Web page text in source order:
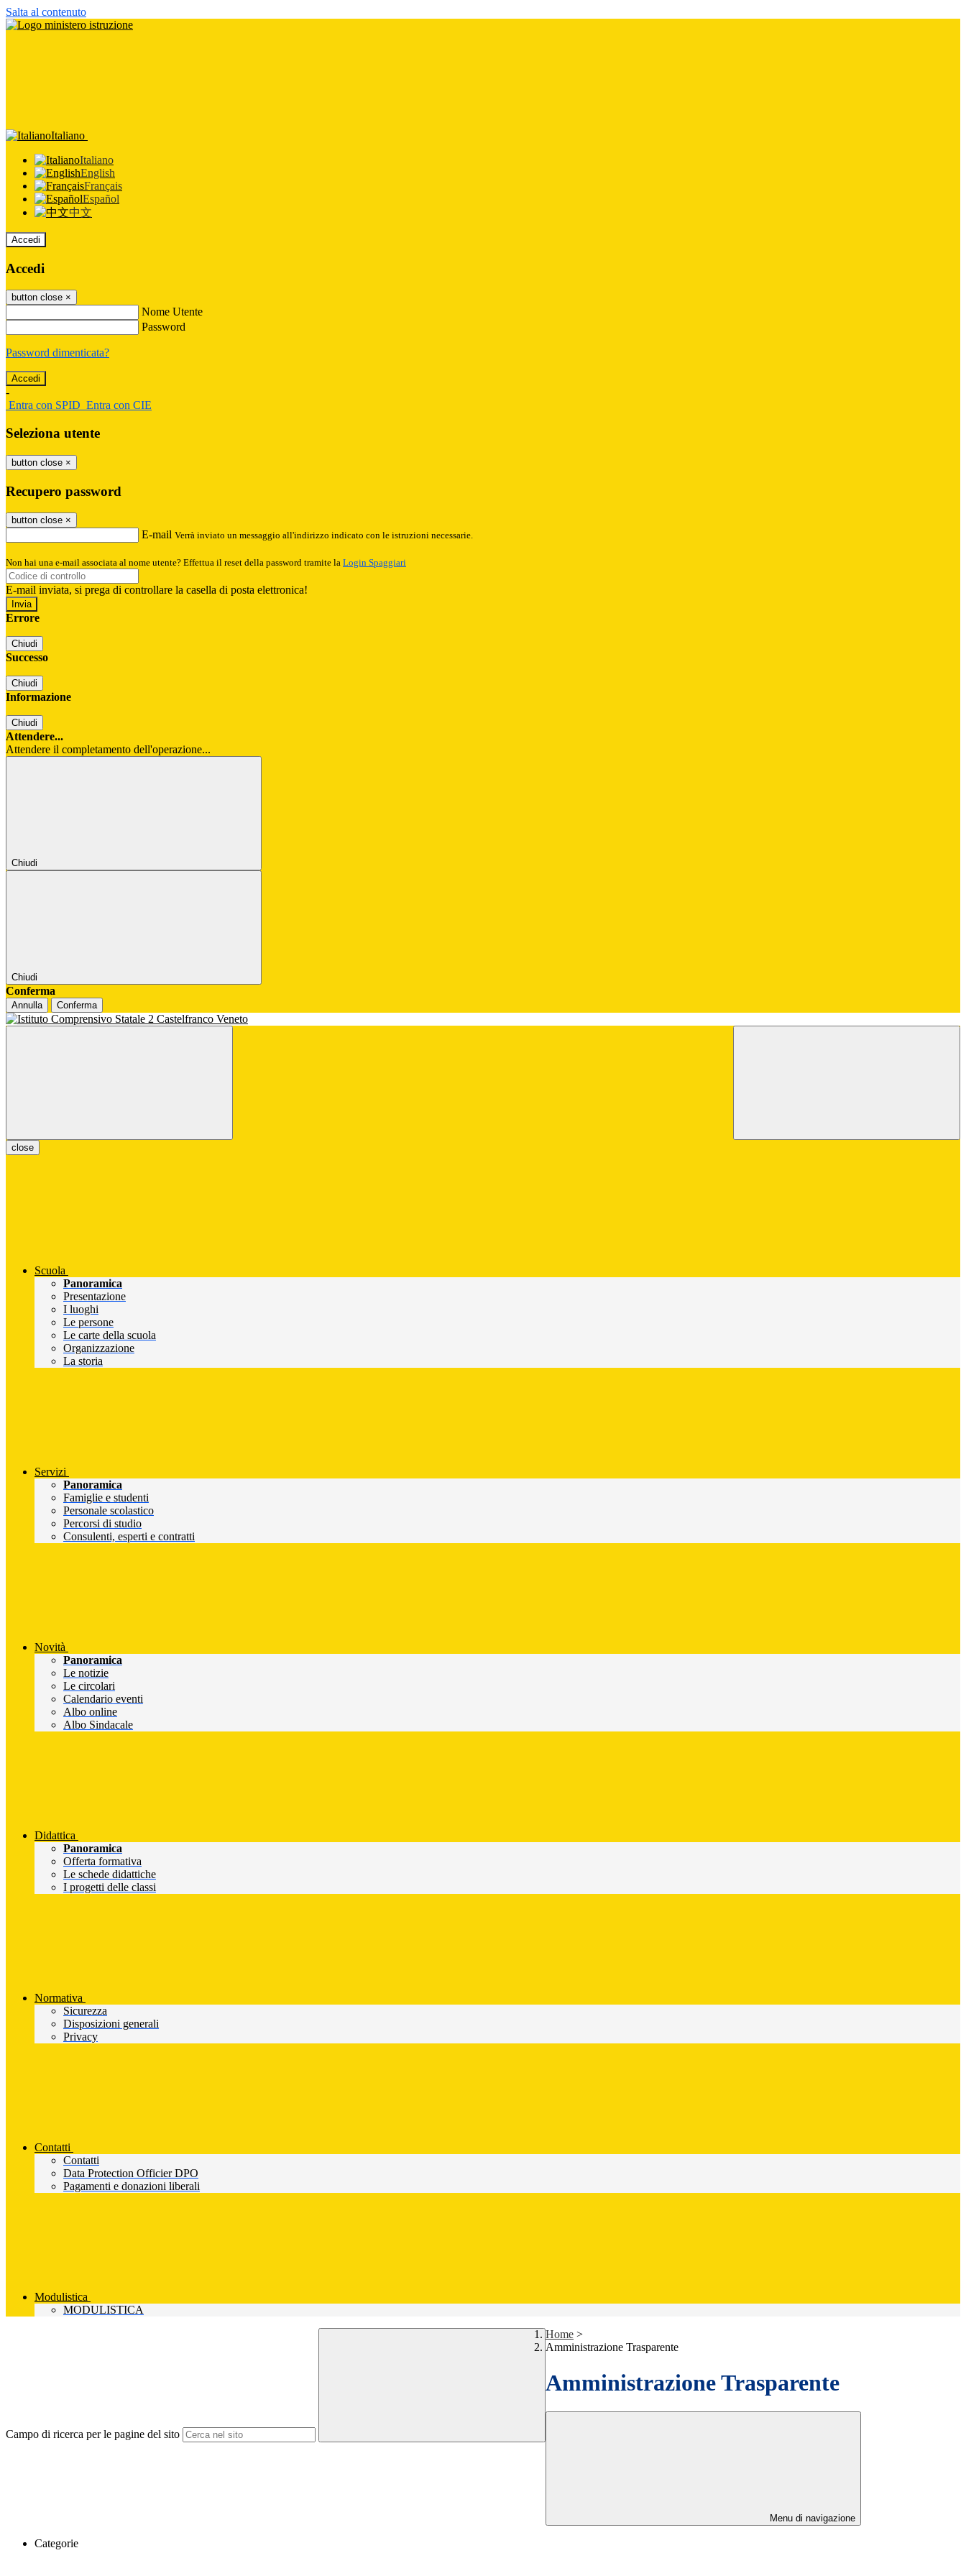
Salta al contenuto
Italiano
Italiano
English
Français
Español
中文
Accedi
Accedi
button close ×
Nome Utente
Password
Password dimenticata?
-
Entra con SPID Entra con CIE
Seleziona utente
button close ×
Recupero password
button close ×
E-mail Verrà inviato un messaggio all'indirizzo indicato con le istruzioni necessarie.
Non hai una e-mail associata al nome utente? Effettua il reset della password tramite la Login Spaggiari
E-mail inviata, si prega di controllare la casella di posta elettronica!
Errore
Chiudi
Successo
Chiudi
Informazione
Chiudi
Attendere...
Attendere il completamento dell'operazione...
Chiudi
Chiudi
Conferma
Annulla Conferma
close
Scuola
Panoramica
Presentazione
I luoghi
Le persone
Le carte della scuola
Organizzazione
La storia
Servizi
Panoramica
Famiglie e studenti
Personale scolastico
Percorsi di studio
Consulenti, esperti e contratti
Novità
Panoramica
Le notizie
Le circolari
Calendario eventi
Albo online
Albo Sindacale
Didattica
Panoramica
Offerta formativa
Le schede didattiche
I progetti delle classi
Normativa
Sicurezza
Disposizioni generali
Privacy
Contatti
Contatti
Data Protection Officier DPO
Pagamenti e donazioni liberali
Modulistica
MODULISTICA
Campo di ricerca per le pagine del sito
Home >
Amministrazione Trasparente
Amministrazione Trasparente
Menu di navigazione
Categorie